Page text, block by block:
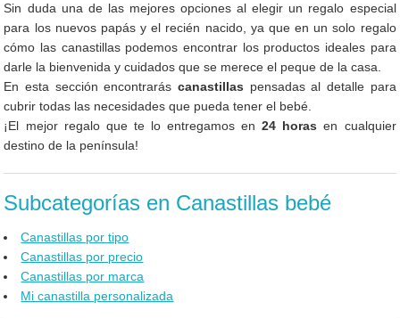
Sin duda una de las mejores opciones al elegir un regalo especial
para los nuevos papás y el recién nacido, ya que en un solo regalo
cómo las canastillas podemos encontrar los productos ideales para
darle la bienvenida y cuidados que se merece el peque de la casa.
En esta sección encontrarás canastillas pensadas al detalle para
cubrir todas las necesidades que pueda tener el bebé.
¡El mejor regalo que te lo entregamos en24 horas en cualquier
destino de la península!
Subcategorías en Canastillas bebé
Canastillas por tipo
Canastillas por precio
Canastillas por marca
Mi canastilla personalizada